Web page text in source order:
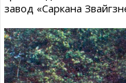
завод «Саркана